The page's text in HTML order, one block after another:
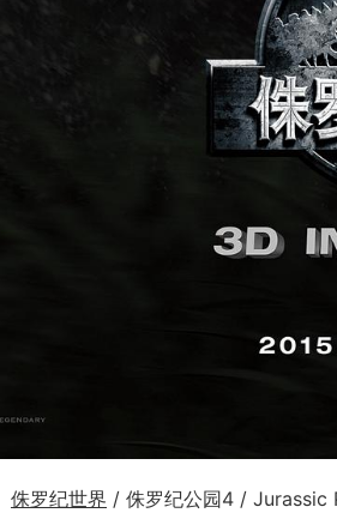
侏罗纪世界 / 侏罗纪公园4 /